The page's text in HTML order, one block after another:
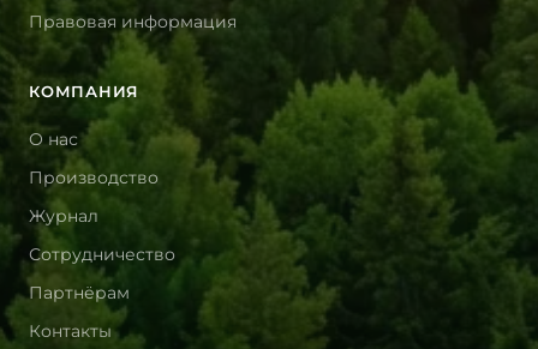
Правовая информация
КОМПАНИЯ
О нас
Производство
Журнал
Сотрудничество
Партнёрам
Контакты